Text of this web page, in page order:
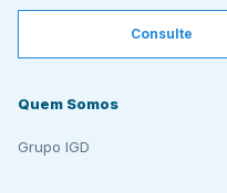
Consulte
Quem Somos
Grupo IGD